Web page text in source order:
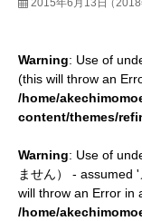
2015年6月13日（2018
Warning: Use of
(this will throw an
/home/
content/themes/
Warning: Use of
ません） - assumed
will throw an Error in
/home/